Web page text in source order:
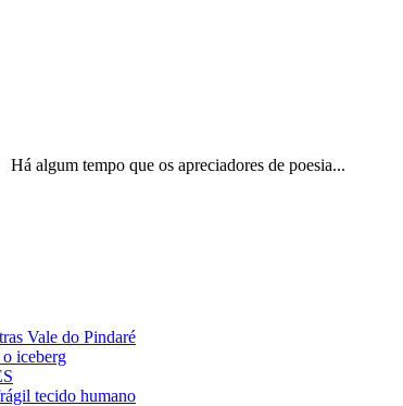
algum tempo que os apreciadores de poesia...
Vale do Pindaré
iceberg
tecido humano